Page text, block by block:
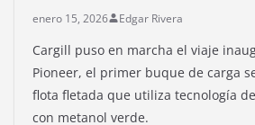
enero 15, 2026 Edgar Rivera
Cargill puso en marcha el viaje
Pioneer, el primer buque de carga
flota fletada que utiliza tecnología
con metanol verde.